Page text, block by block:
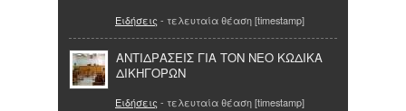
Ειδήσεις - τελευταία θέαση [timestamp]
ΑΝΤΙΔΡΑΣΕΙΣ ΓΙΑ ΤΟΝ ΝΕΟ ΚΩΔΙΚΑ
ΔΙΚΗΓΟΡΩΝ
Ειδήσεις - τελευταία θέαση [timestamp]